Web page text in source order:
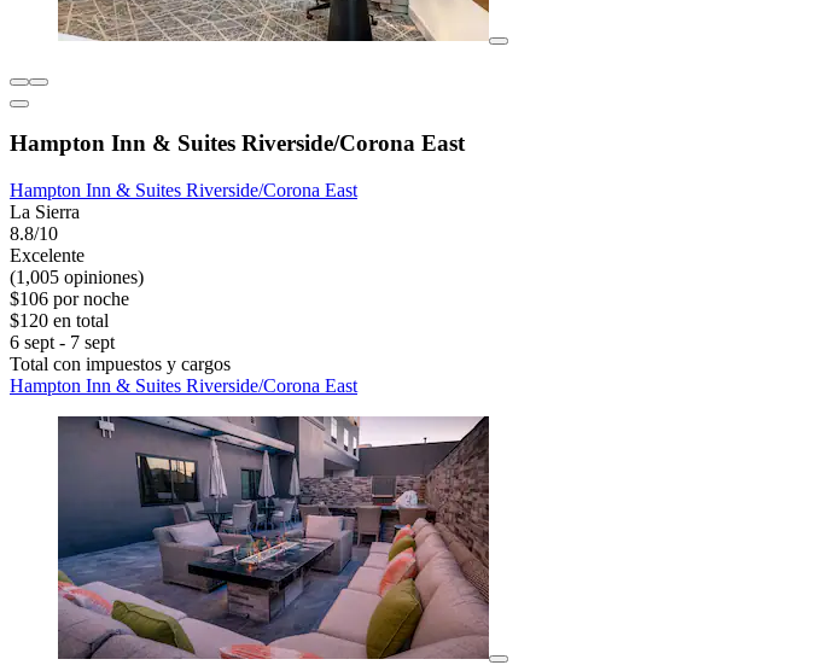
Hampton Inn & Suites Riverside/Corona East
Hampton Inn & Suites Riverside/Corona East
La Sierra
8.8/10
Excelente
(1,005 opiniones)
$106 por noche
$120 en total
6 sept - 7 sept
Total con impuestos y cargos
Hampton Inn & Suites Riverside/Corona East